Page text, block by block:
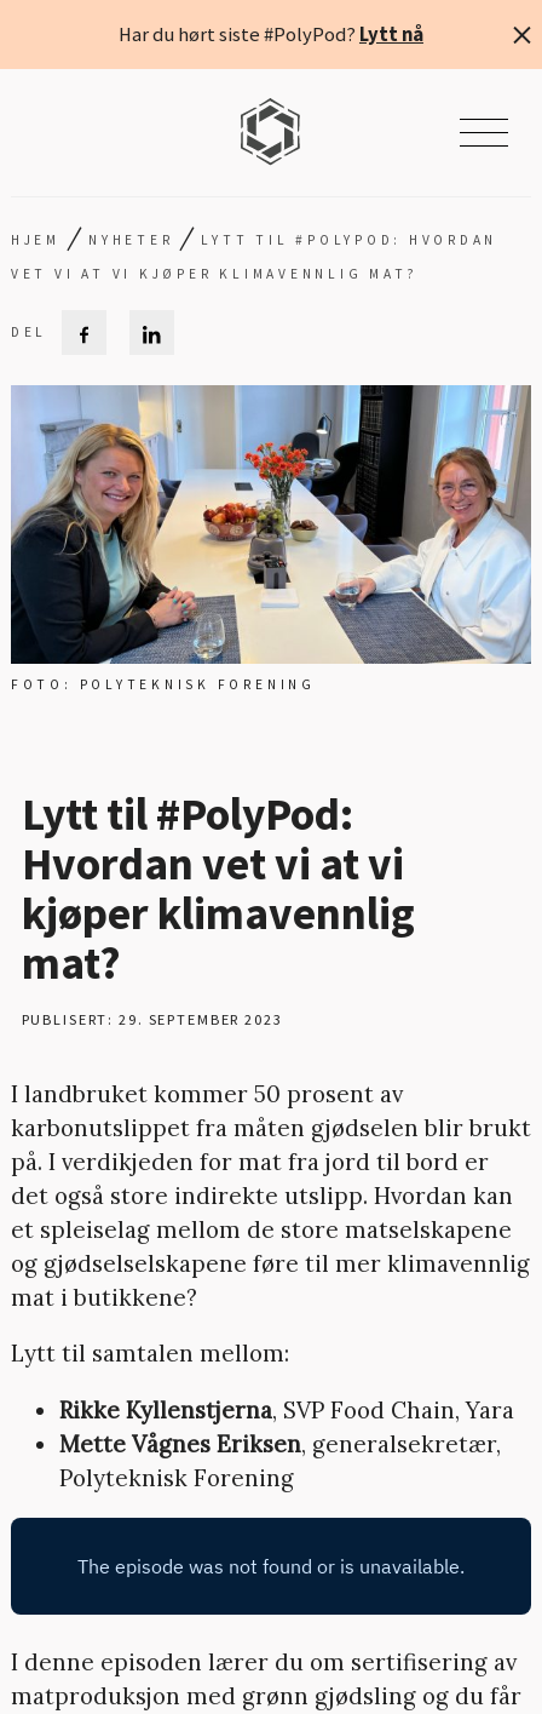
Har du hørt siste #PolyPod? Lytt nå
HJEM / NYHETER / LYTT TIL #POLYPOD: HVORDAN
VET VI AT VI KJØPER KLIMAVENNLIG MAT?
FOTO: POLYTEKNISK FORENING
Lytt til #PolyPod:
Hvordan vet vi at vi
kjøper klimavennlig
mat?
PUBLISERT: 29. SEPTEMBER 2023
I landbruket kommer 50 prosent av
karbonutslippet fra måten gjødselen blir brukt
på. I verdikjeden for mat fra jord til bord er
det også store indirekte utslipp. Hvordan kan
et spleiselag mellom de store matselskapene
og gjødselselskapene føre til mer klimavennlig
mat i butikkene?
Lytt til samtalen mellom:
Rikke Kyllenstjerna, SVP Food Chain, Yara
Mette Vågnes Eriksen, generalsekretær,
Polyteknisk Forening
I denne episoden lærer du om sertifisering av
matproduksjon med grønn gjødsling og du får